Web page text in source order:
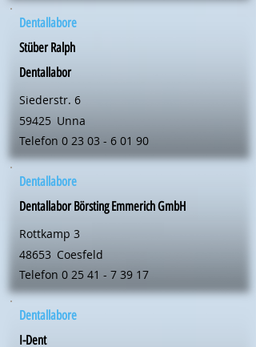
Dentallabore
Stüber Ralph
Dentallabor
Siederstr. 6
59425 Unna
Telefon 0 23 03 - 6 01 90
Dentallabore
Dentallabor Börsting Emmerich GmbH
Rottkamp 3
48653 Coesfeld
Telefon 0 25 41 - 7 39 17
Dentallabore
I-Dent